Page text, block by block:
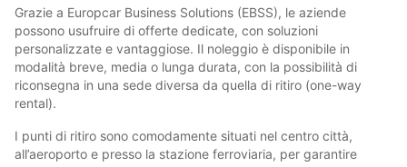
Grazie a Europcar Business Solutions (EBSS), le aziende
possono usufruire di offerte dedicate, con soluzioni
personalizzate e vantaggiose. Il noleggio è disponibile in
modalità breve, media o lunga durata, con la possibilità di
riconsegna in una sede diversa da quella di ritiro (one-way
rental).
I punti di ritiro sono comodamente situati nel centro città,
all’aeroporto e presso la stazione ferroviaria, per garantire